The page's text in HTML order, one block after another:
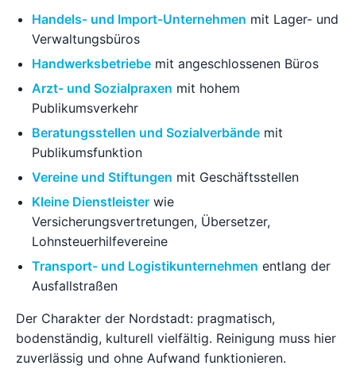
Handels- und Import-Unternehmen mit Lager- und
Verwaltungsbüros
Handwerksbetriebe mit angeschlossenen Büros
Arzt- und Sozialpraxen mit hohem
Publikumsverkehr
Beratungsstellen und Sozialverbände mit
Publikumsfunktion
Vereine und Stiftungen mit Geschäftsstellen
Kleine Dienstleister wie
Versicherungsvertretungen, Übersetzer,
Lohnsteuerhilfevereine
Transport- und Logistikunternehmen entlang der
Ausfallstraßen
Der Charakter der Nordstadt: pragmatisch,
bodenständig, kulturell vielfältig. Reinigung muss hier
zuverlässig und ohne Aufwand funktionieren.